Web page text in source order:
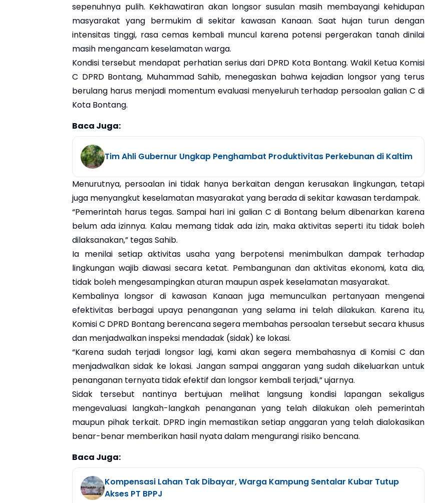
sepenuhnya pulih. Kekhawatiran akan longsor susulan masih membayangi kehidupan
masyarakat yang bermukim di sekitar kawasan Kanaan. Saat hujan turun dengan
intensitas tinggi, rasa cemas kembali muncul karena potensi pergerakan tanah dinilai
masih mengancam keselamatan warga.
Kondisi tersebut mendapat perhatian serius dari DPRD Kota Bontang. Wakil Ketua Komisi
C DPRD Bontang, Muhammad Sahib, menegaskan bahwa kejadian longsor yang terus
berulang harus menjadi momentum evaluasi menyeluruh terhadap persoalan galian C di
Kota Bontang.
Baca Juga:
Tim Ahli Gubernur Ungkap Penghambat Produktivitas Perkebunan di Kaltim
Menurutnya, persoalan ini tidak hanya berkaitan dengan kerusakan lingkungan, tetapi
juga menyangkut keselamatan masyarakat yang berada di sekitar kawasan terdampak.
“Pemerintah harus tegas. Sampai hari ini galian C di Bontang belum dibenarkan karena
belum ada izinnya. Kalau memang tidak ada izin, maka aktivitas seperti itu tidak boleh
dilaksanakan,” tegas Sahib.
Ia menilai setiap aktivitas usaha yang berpotensi menimbulkan dampak terhadap
lingkungan wajib diawasi secara ketat. Pembangunan dan aktivitas ekonomi, kata dia,
tidak boleh mengesampingkan aturan maupun aspek keselamatan masyarakat.
Kembalinya longsor di kawasan Kanaan juga memunculkan pertanyaan mengenai
efektivitas berbagai upaya penanganan yang selama ini telah dilakukan. Karena itu,
Komisi C DPRD Bontang berencana segera membahas persoalan tersebut secara khusus
dan menjadwalkan inspeksi mendadak (sidak) ke lokasi.
“Karena sudah terjadi longsor lagi, kami akan segera membahasnya di Komisi C dan
menjadwalkan sidak ke lokasi. Jangan sampai anggaran yang sudah dikeluarkan untuk
penanganan ternyata tidak efektif dan longsor kembali terjadi,” ujarnya.
Sidak tersebut nantinya bertujuan melihat langsung kondisi lapangan sekaligus
mengevaluasi langkah-langkah penanganan yang telah dilakukan oleh pemerintah
maupun pihak terkait. DPRD ingin memastikan setiap anggaran yang telah dialokasikan
benar-benar memberikan hasil nyata dalam mengurangi risiko bencana.
Baca Juga:
Kompensasi Lahan Tak Dibayar, Warga Kampung Sentalar Kubar Tutup
Akses PT BPPJ